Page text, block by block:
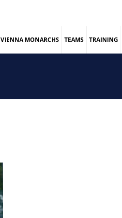
VIENNA MONARCHS TEAMS TRAINING